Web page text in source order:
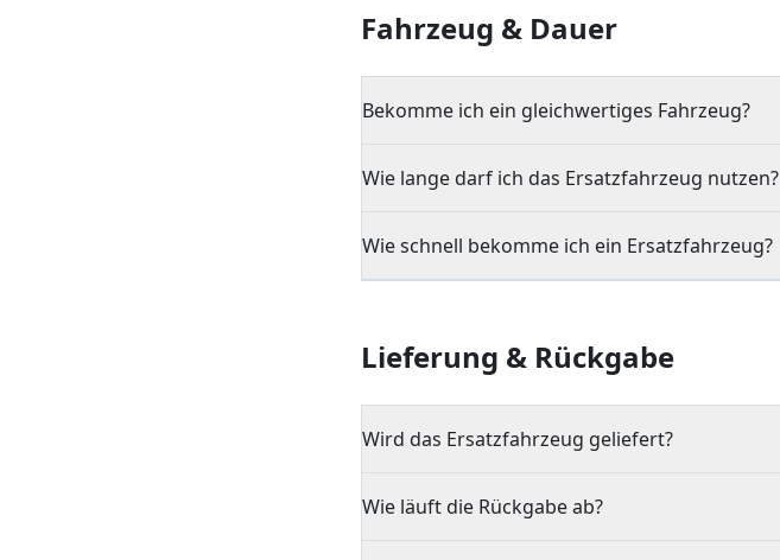
Fahrzeug & Dauer
Bekomme ich ein gleichwertiges Fahrzeug?
Wie lange darf ich das Ersatzfahrzeug nutzen?
Wie schnell bekomme ich ein Ersatzfahrzeug?
Lieferung & Rückgabe
Wird das Ersatzfahrzeug geliefert?
Wie läuft die Rückgabe ab?